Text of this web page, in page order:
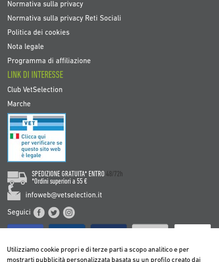
Normativa sulla privacy
Normativa sulla privacy Reti Sociali
Politica dei cookies
Nota legale
Programma di affiliazione
LINK DI INTERESSE
Club VetSelection
Marche
SPEDIZIONE GRATUITA* ENTRO 48/72h
*Ordini superiori a 55 €
infoweb@vetselection.it
Seguici
Utilizziamo cookie propri e di terze parti a scopo analitico e per
mostrarti pubblicità personalizzata basata su un profilo creato dai